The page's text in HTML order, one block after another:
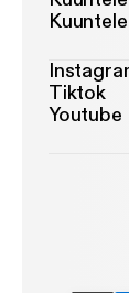
Tiktok
Youtube